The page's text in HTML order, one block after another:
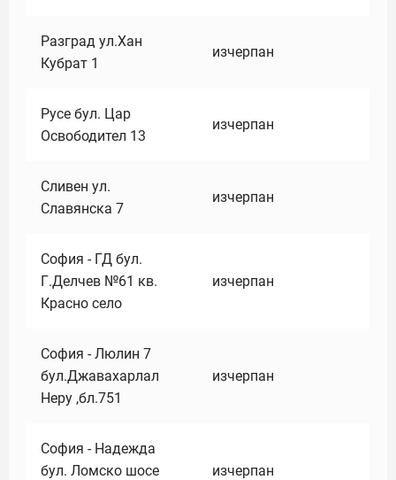
Разград ул.Хан
Кубрат 1
изчерпан
Русе бул. Цар
Освободител 13
изчерпан
Сливен ул.
Славянска 7
изчерпан
София - ГД бул.
Г.Делчев №61 кв.
Красно село
изчерпан
София - Люлин 7
бул.Джавахарлал
Неру ,бл.751
изчерпан
София - Надежда
бул. Ломско шосе
изчерпан